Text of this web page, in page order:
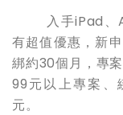
入手iPad、
有超值優惠，新
綁約30個月，專
99元以上專案、
元。